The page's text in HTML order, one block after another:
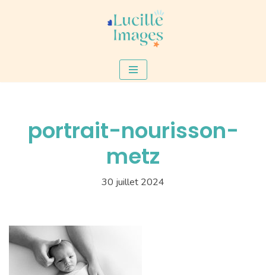
portrait-nourisson-
metz
30 juillet 2024